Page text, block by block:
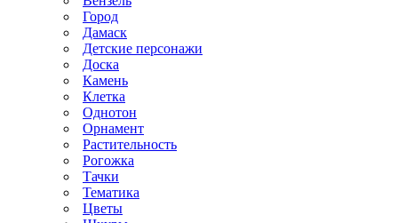
Город
Дамаск
Детские персонажи
Доска
Камень
Клетка
Однотон
Орнамент
Растительность
Рогожка
Тачки
Тематика
Цветы